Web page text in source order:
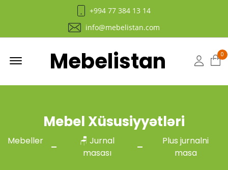
+994 77 384 13 14
info@mebelistan.com
Mebelistan 0
Mebel Xüsusiyyətləri
Mebeller
🪑 Jurnal
masası
Plus jurnalni
masa